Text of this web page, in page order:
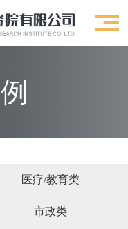
医疗/教育类
市政类